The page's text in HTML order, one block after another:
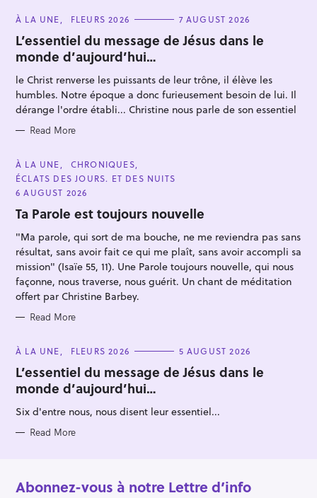
C
T
E
G
O
R
I
E
S
À LA UNE FLEURS 2026 7 AUGUST 2026
L’essentiel du message de Jésus dans le
monde d’aujourd’hui…
le Christ renverse les puissants de leur trône, il élève les
humbles. Notre époque a donc furieusement besoin de lui. Il
dérange l'ordre établi... Christine nous parle de son essentiel
Read More
C
A
T
E
G
O
R
E
À LA UNE
CHRONIQUES
ÉCLATS DES JOURS. ET DES NUITS
6 AUGUST 2026
Ta Parole est toujours nouvelle
"Ma parole, qui sort de ma bouche, ne me reviendra pas sans
résultat, sans avoir fait ce qui me plaît, sans avoir accompli sa
mission" (Isaïe 55, 11). Une Parole toujours nouvelle, qui nous
façonne, nous traverse, nous guérit. Un chant de méditation
offert par Christine Barbey.
Read More
C
T
E
G
O
R
I
S
À LA UNE FLEURS 2026 5 AUGUST 2026
L’essentiel du message de Jésus dans le
monde d’aujourd’hui…
Six d'entre nous, nous disent leur essentiel...
Read More
Abonnez-vous à notre Lettre d’info
S
e
a
r
c
h
f
o
r